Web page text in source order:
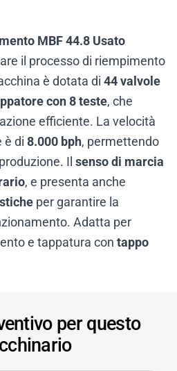
MBF 44.8 Usato
il processo di riempimento
è dotata di 44 valvole
con 8 teste, che
efficiente. La velocità
è di 8.000 bph, permettendo
Il senso di marcia
, e presenta anche
per garantire la
Adatta per
e tappatura con tappo
per questo